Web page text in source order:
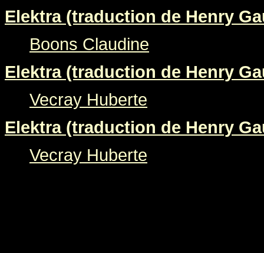
Elektra (traduction de Henry
Boons Claudine
Elektra (traduction de Henry
Vecray Huberte
Elektra (traduction de Henry
Vecray Huberte